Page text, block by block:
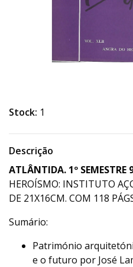
Stock: 1
Descrição
ATLÂNTIDA. 1º SEMESTRE
HEROÍSMO: INSTITUTO
DE 21X16CM. COM 118
Sumário:
Património
e o futuro por José